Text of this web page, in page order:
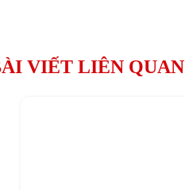
VIẾT LIÊN QUAN